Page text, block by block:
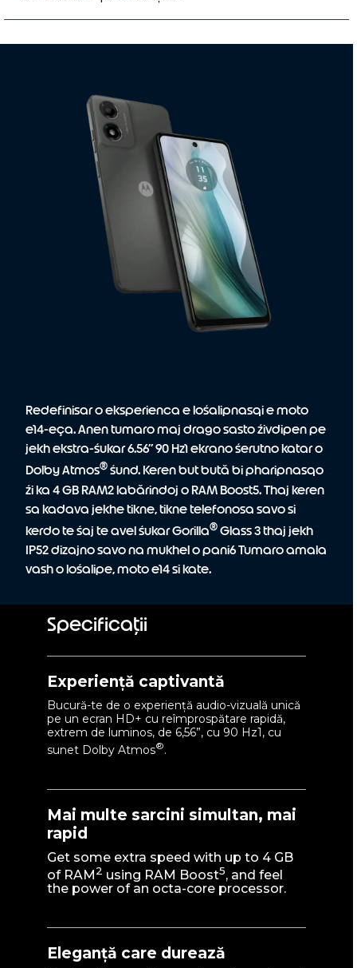
Redefinisar o eksperienca e lośalipnasqi e moto
e14-eça. Anen tumaro maj drago sasto źivdipen pe
jekh ekstra-śukar 6.56” 90 Hz1 ekrano śerutno katar o
Dolby Atmos®śund. Keren but bută bi pharipnasqo
źi ka 4 GB RAM2 labǎrindoj o RAM Boost5. Thaj keren
sa kadava jekhe tikne, tikne telefonosa savo si
kerdo te śaj te avel śukar Gorilla®Glass 3 thaj jekh
IP52 dizajno savo na mukhel o pani6 Tumaro amala
vash o lośalipe, moto e14 si kate.
Specificații
Experiență captivantă
Bucură-te de o experiență audio-vizuală unică
pe un ecran HD+ cu reîmprospătare rapidă,
extrem de luminos, de 6,56”, cu 90 Hz1, cu
sunet Dolby Atmos®.
Mai multe sarcini simultan, mai
rapid
Get some extra speed with up to 4 GB
of RAM2 using RAM Boost5, and feel
the power of an octa-core processor.
Eleganță care durează